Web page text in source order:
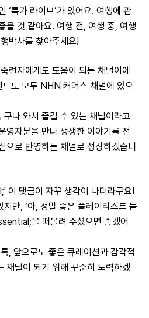
‘특가 라이브’가 있어요. 여행에 관
을 것 같아요. 여행 전, 여행 중, 여행
박사를 찾아주세요!
련자에게도 도움이 되는 채널이에
도 모두 NHN 커머스 채널에 있으
나 와서 즐길 수 있는 채널이라고
영자분을 만나 생생한 이야기를 전
으로 반영하는 채널로 성장하겠습니
이 댓글이 자꾸 생각이 나더라구요!
만, ‘아, 정말 좋은 플레이리스트 듣
을 떠올려 주셨으면 좋겠어
, 앞으로도 좋은 큐레이션과 감각적
채널이 되기 위해 꾸준히 노력하겠